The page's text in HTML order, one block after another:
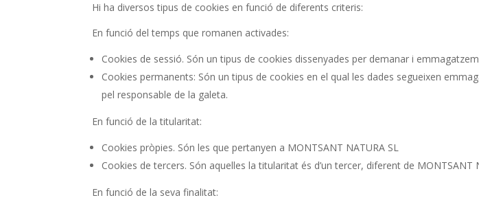
Hi ha diversos tipus de cookies en funció de diferents criteris:
En funció del temps que romanen activades:
Cookies de sessió. Són un tipus de cookies dissenyades per demanar i
Cookies permanents: Són un tipus de cookies en el qual les dades segueixen
pel responsable de la galeta.
En funció de la titularitat:
Cookies pròpies. Són les que pertanyen a MONTSANT NATURA SL
Cookies de tercers. Són aquelles la titularitat és d’un tercer, diferent de
En funció de la seva finalitat: